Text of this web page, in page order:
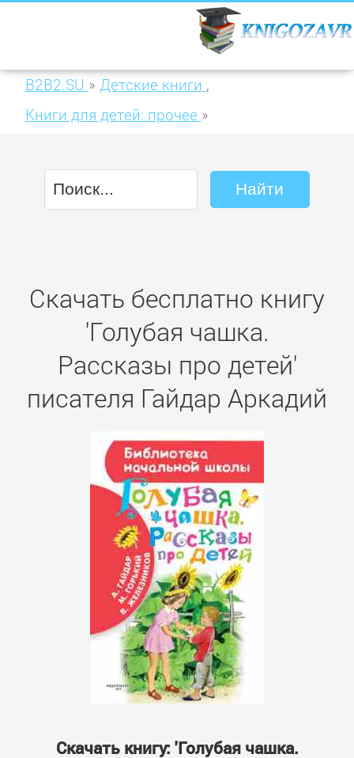
B2B2.SU » Детские книги ,
Книги для детей: прочее »
Скачать бесплатно книгу
'Голубая чашка.
Рассказы про детей'
писателя Гайдар Аркадий
Скачать книгу: 'Голубая чашка.